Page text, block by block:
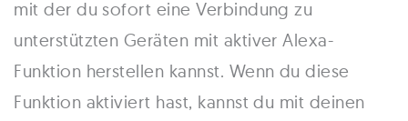
mit der du sofort eine Verbindung zu
unterstützten Geräten mit aktiver Alexa-
Funktion herstellen kannst. Wenn du diese
Funktion aktiviert hast, kannst du mit deinen